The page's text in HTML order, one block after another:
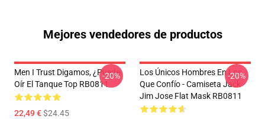
Mejores vendedores de productos
Men I Trust Digamos, ¿puede
Oír El Tanque Top RB0811
22,49 €$24.45
-20%
Los Únicos Hombres En Los
Que Confío - Camiseta Jack
Jim Jose Flat Mask RB0811
-20%